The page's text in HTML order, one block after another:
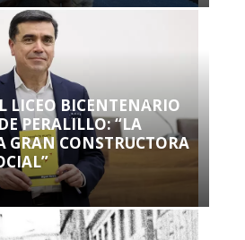
LICEO BICENTENARIO
PERALILLO: “LA
GRAN CONSTRUCTORA